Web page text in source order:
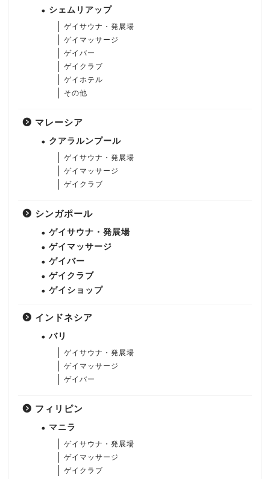
シェムリアップ
ゲイサウナ・発展場
ゲイマッサージ
ゲイバー
ゲイクラブ
ゲイホテル
その他
マレーシア
クアラルンプール
ゲイサウナ・発展場
ゲイマッサージ
ゲイクラブ
シンガポール
ゲイサウナ・発展場
ゲイマッサージ
ゲイバー
ゲイクラブ
ゲイショップ
インドネシア
バリ
ゲイサウナ・発展場
ゲイマッサージ
ゲイバー
フィリピン
マニラ
ゲイサウナ・発展場
ゲイマッサージ
ゲイクラブ